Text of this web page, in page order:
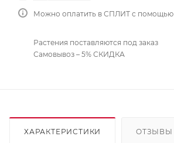
Можно оплатить в СПЛИТ с помощью
Растения поставляются под заказ
Самовывоз – 5% СКИДКА
ХАРАКТЕРИСТИКИ ОТЗЫВЫ